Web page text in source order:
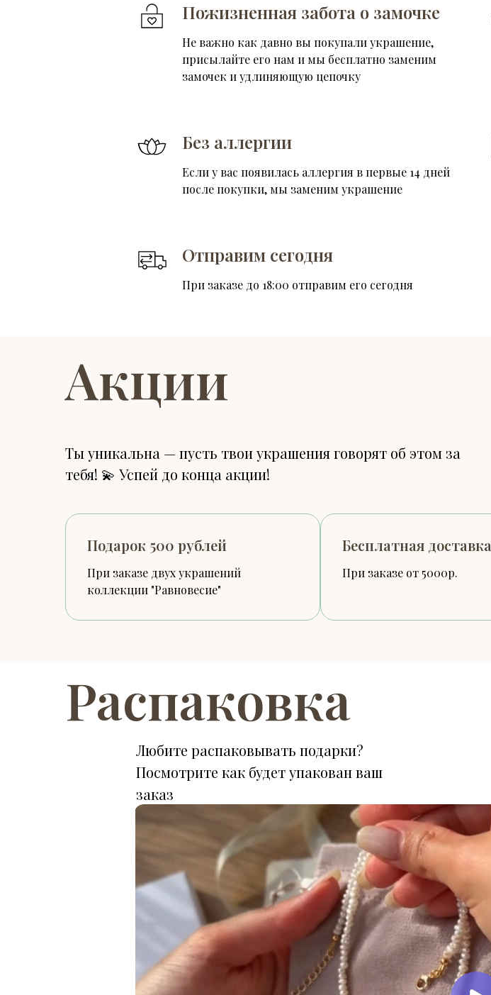
Пожизненная забота о замочке
Не важно как давно вы покупали украшение,
присылайте его нам и мы бесплатно заменим
замочек и удлиняющую цепочку
Без аллергии
Если у вас появилась аллергия в первые 14 дней
после покупки, мы заменим украшение
Отправим сегодня
При заказе до 18:00 отправим его сегодня
Акции
Ты уникальна — пусть твои украшения говорят об этом за
тебя! 💫 Успей до конца акции!
Подарок 500 рублей
При заказе двух украшений
коллекции "Равновесие"
Бесплатная доставка
При заказе от 5000р.
Распаковка
Любите распаковывать подарки?
Посмотрите как будет упакован ваш
заказ